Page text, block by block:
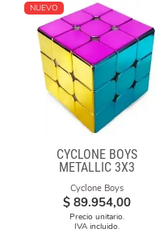
NUEVO
CYCLONE BOYS
METALLIC 3X3
MAGNETICO MACARON
Cyclone Boys
$ 89.954,00
Precio unitario.
IVA incluido.